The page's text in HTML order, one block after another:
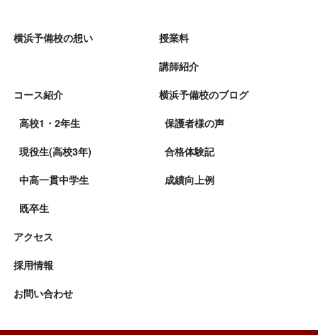
横浜予備校の想い
コース紹介
高校1・2年生
現役生(高校3年)
中高一貫中学生
既卒生
授業料
講師紹介
横浜予備校のブログ
保護者様の声
合格体験記
成績向上例
アクセス
採用情報
お問い合わせ